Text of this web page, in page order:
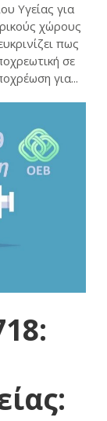
Υγείας για
χώρους
πως
σε
για...